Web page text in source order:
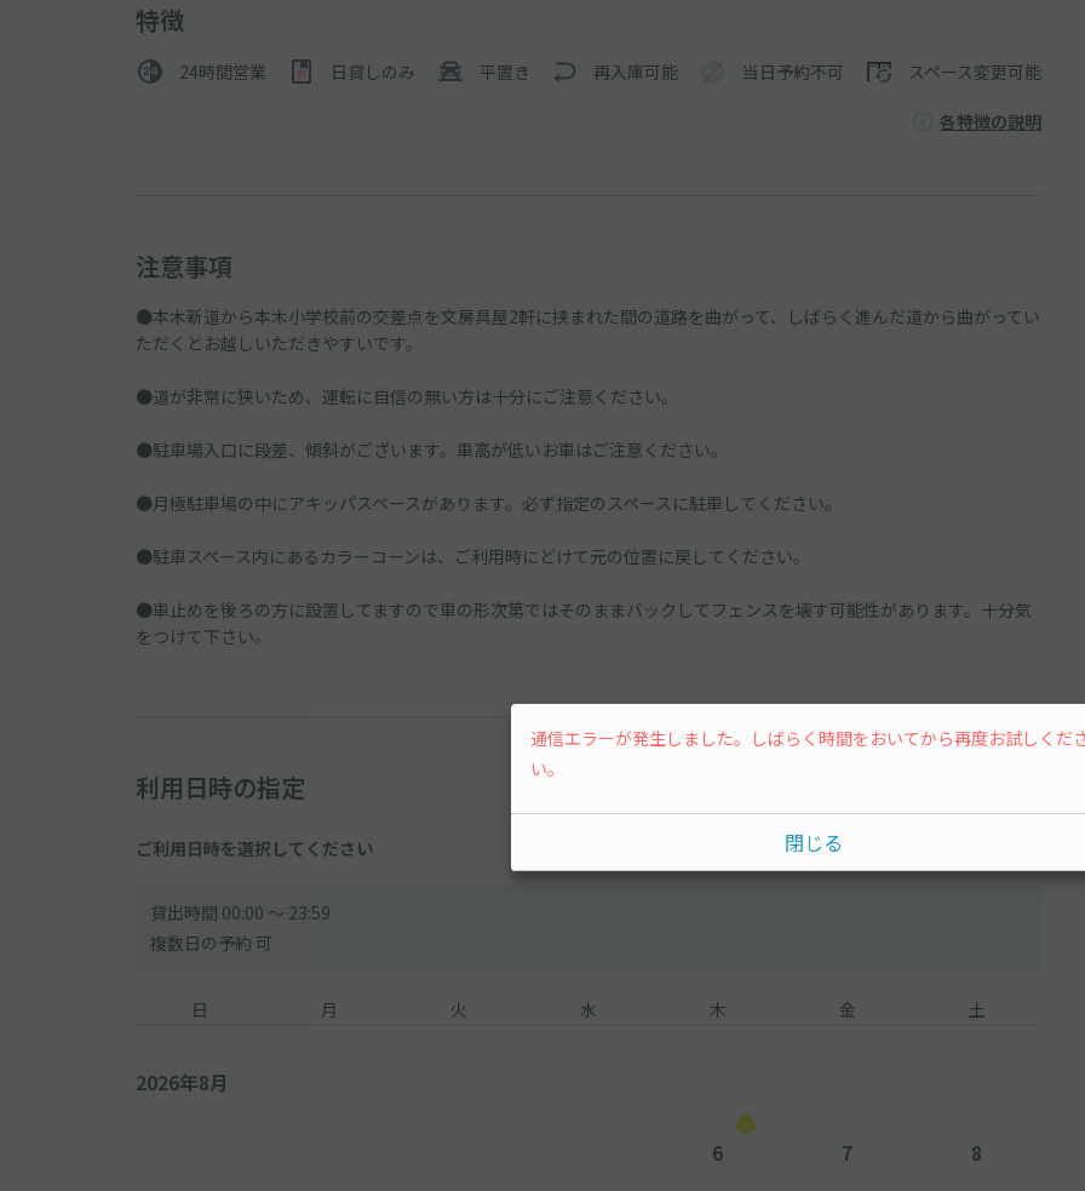
特徴
24時間営業 日貸しのみ 平置き 再入庫可能 当日予約不可 スペース変更可能
各特徴の説明
注意事項
●本木新道から本木小学校前の交差点を文房具屋2軒に挟まれた間の道路を曲がって、しばらく進んだ道から曲がってい
ただくとお越しいただきやすいです。
●道が非常に狭いため、運転に自信の無い方は十分にご注意ください。
●駐車場入口に段差、傾斜がございます。車高が低いお車はご注意ください。
●月極駐車場の中にアキッパスペースがあります。必ず指定のスペースに駐車してください。
●駐車スペース内にあるカラーコーンは、ご利用時にどけて元の位置に戻してください。
●車止めを後ろの方に設置してますので車の形次第ではそのままバックしてフェンスを壊す可能性があります。十分気
をつけて下さい。
利用日時の指定
ご利用日時を選択してください
貸出時間 00:00 〜 23:59
複数日の予約 可
日 月 火 水 木 金 土
2026年8月
6 7 8
通信エラーが発生しました。しばらく時間をおいてから再度お試しくだ
い。
閉じる